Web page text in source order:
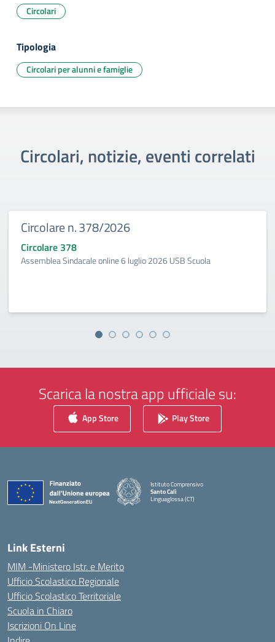
Circolari
Tipologia
Circolari per alunni e famiglie
Circolari, notizie, eventi correlati
Circolare n. 378/2026
Circolare 378
Assemblea Sindacale online 6 luglio 2026 USB Scuola
Scarica la nostra app ufficiale su:
App Store Play Store
Istituto Comprensivo
Santo Calì
Linguaglossa (CT)
— Visita la pagina iniziale della scuola
Link Esterni
MIM -Ministero Istr. e Merito
Ufficio Scolastico Regionale
Ufficio Scolastico Territoriale
Scuola in Chiaro
Iscrizioni On Line